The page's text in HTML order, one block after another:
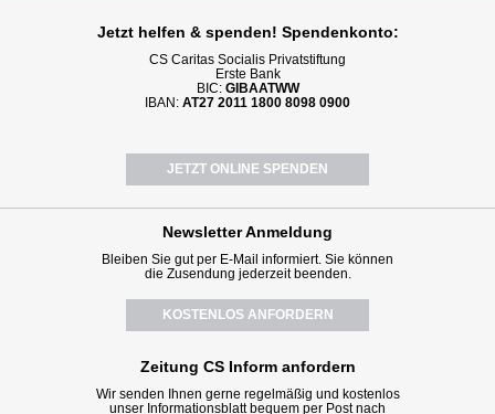
Jetzt helfen & spenden! Spendenkonto:
CS Caritas Socialis Privatstiftung
Erste Bank
BIC: GIBAATWW
IBAN: AT27 2011 1800 8098 0900
JETZT ONLINE SPENDEN
NewsletterAnmeldung
Bleiben Sie gut per E-Mail informiert. Sie können
die Zusendung jederzeit beenden.
KOSTENLOS ANFORDERN
Zeitung CS Inform anfordern
Wir senden Ihnen gerne regelmäßig und kostenlos
unser Informationsblatt bequem per Post nach